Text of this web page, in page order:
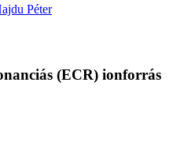
Péter
(ECR) ionforrás